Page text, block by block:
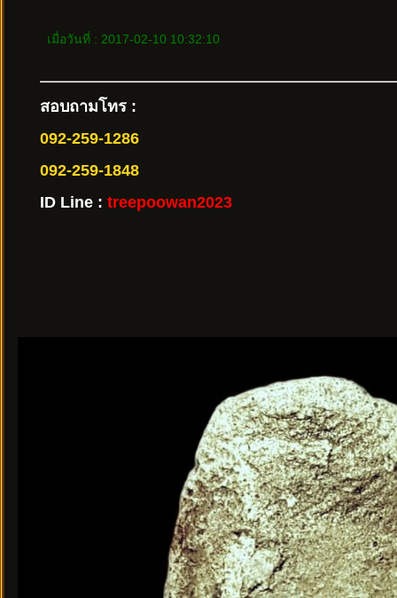
เมื่อวันที่ : 2017-02-10 10:32:10
สอบถามโทร :
092-259-1286
092-259-1848
ID Line : treepoowan2023